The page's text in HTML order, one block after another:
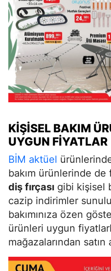
KIŞISEL BAKIM
UYGUN FIYATLAR
BİM aktüel
bakım ürünlerinde de
diş fırçası gibi kişisel
cazip indirimler
bakımınıza özen
ürünleri uygun
mağazalarından